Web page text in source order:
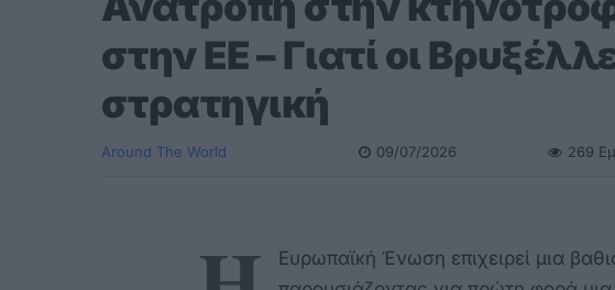
στην ΕΕ – Γιατί οι
στρατηγική
Around The World 09/07/2026 269
Ευρωπαϊκή Ένωση επιχειρεί μια